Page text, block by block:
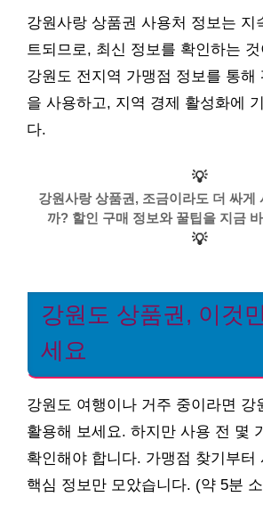
강원사랑 상품권 사용처 정보는 지
트되므로, 최신 정보를 확인하는
강원도 전지역 가맹점 정보를 통해
을 사용하고, 지역 경제 활성화에
다.
💡
강원사랑 상품권, 조금이라도 더 싸게
까? 할인 구매 정보와 꿀팁을 지금
💡
강원도 상품권, 이것
세요
강원도 여행이나 거주 중이라면 강
활용해 보세요. 하지만 사용 전 몇
확인해야 합니다. 가맹점 찾기부터
핵심 정보만 모았습니다. (약 5분